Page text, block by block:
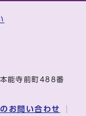
能寺前町488番
お問い合わせ